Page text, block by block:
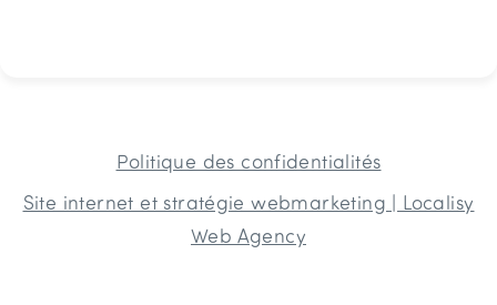
Politique des confidentialités
Site internet et stratégie webmarketing | Localisy
Web Agency